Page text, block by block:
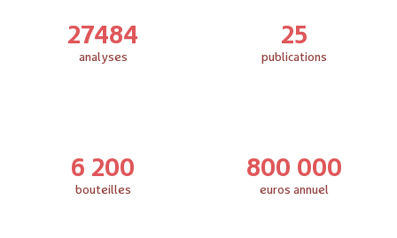
27484
analyses
25
publications
6 200
bouteilles
800 000
euros annuel